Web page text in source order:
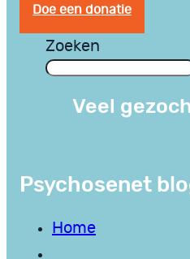
Doe een donatie
Zoeken
Veel
Psychosenet
Home